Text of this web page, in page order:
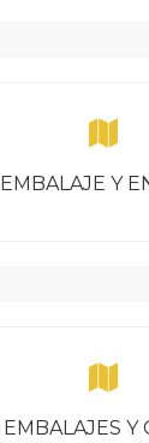
EMBALAJE Y
EMBALAJES Y